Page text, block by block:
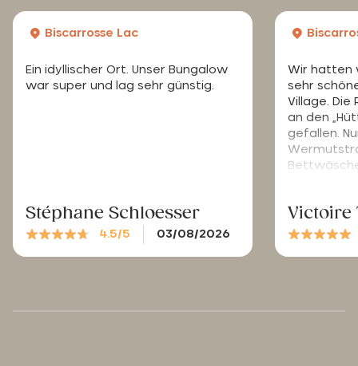
Biscarrosse Lac
Ein idyllischer Ort. Unser Bungalow
war super und lag sehr günstig.
Stéphane Schloesser
4.5/5 03/08/2026
Wir hatten
sehr
Village.
an den
gefallen.
Victoire